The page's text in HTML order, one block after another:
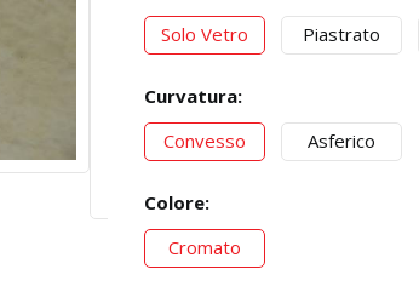
Solo Vetro
Piastrato
Curvatura:
Convesso
Asferico
Colore:
Cromato